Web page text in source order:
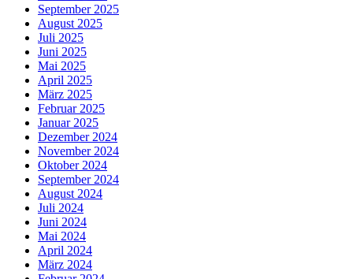
September 2025
August 2025
Juli 2025
Juni 2025
Mai 2025
April 2025
März 2025
Februar 2025
Januar 2025
Dezember 2024
November 2024
Oktober 2024
September 2024
August 2024
Juli 2024
Juni 2024
Mai 2024
April 2024
März 2024